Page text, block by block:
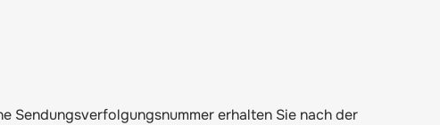
Sendungsverfolgungsnummer erhalten Sie nach der